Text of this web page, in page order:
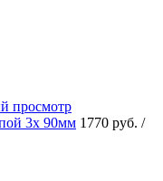
просмотр
3x 90мм 1770 руб. /